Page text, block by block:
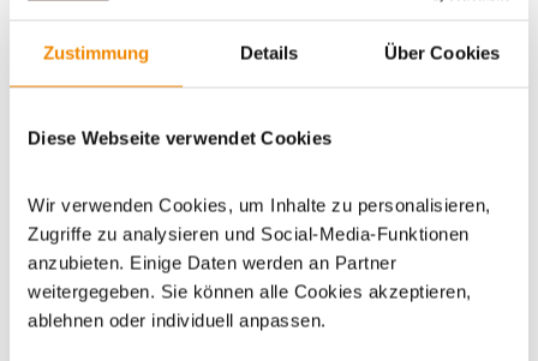
Zustimmung Details Über Cookies
Diese Webseite verwendet Cookies
Wir verwenden Cookies, um Inhalte zu personalisieren,
Zugriffe zu analysieren und Social-Media-Funktionen
anzubieten. Einige Daten werden an Partner
weitergegeben. Sie können alle Cookies akzeptieren,
ablehnen oder individuell anpassen.
Smoker|Pelletgrills|Gartengrills| Grillwagen|Pellet
Grillwagen